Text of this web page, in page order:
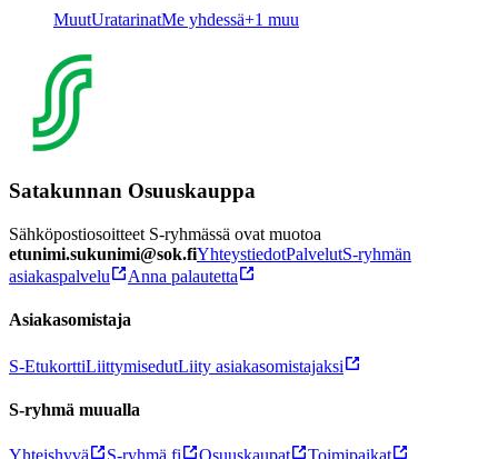
MuutUratarinatMe yhdessä+1 muu
Satakunnan Osuuskauppa
Sähköpostiosoitteet S-ryhmässä ovat muotoa
etunimi.sukunimi@sok.fiYhteystiedotPalvelutS-ryhmän
asiakaspalvelu
Anna palautetta
Asiakasomistaja
S-EtukorttiLiittymisedutLiity asiakasomistajaksi
S-ryhmä muualla